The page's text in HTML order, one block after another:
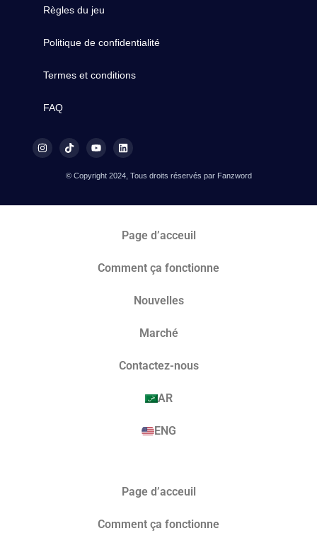
Règles du jeu
Politique de confidentialité
Termes et conditions
FAQ
© Copyright 2024, Tous droits réservés par Fanzword
Page d’acceuil
Comment ça fonctionne
Nouvelles
Marché​
Contactez-nous
AR
ENG
Page d’acceuil
Comment ça fonctionne